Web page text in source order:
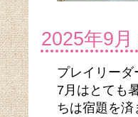
2025年9
プレイリーダ
7月はとても
ちは宿題を